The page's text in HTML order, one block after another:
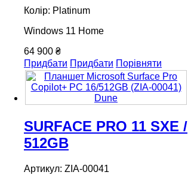
Колір: Platinum
Windows 11 Home
64 900 ₴
Придбати Придбати Порівняти
SURFACE PRO 11 SXE /
512GB
Артикул: ZIA-00041